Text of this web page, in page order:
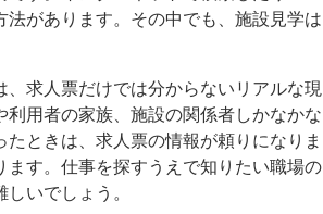
があります。その中でも、施設見学は
求人票だけでは分からないリアルな現
用者の家族、施設の関係者しかなかな
ときは、求人票の情報が頼りになりま
す。仕事を探すうえで知りたい職場の
いでしょう。